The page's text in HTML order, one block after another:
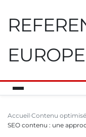
Accueil Contenu optimisé
SEO contenu : une